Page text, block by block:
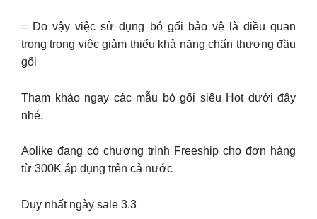
= Do vậy việc sử dụng bó gối bảo vệ là điều quan
trọng trong việc giảm thiểu khả năng chấn thương đầu
gối
Tham khảo ngay các mẫu bó gối siêu Hot dưới đây
nhé.
Aolike đang có chương trình Freeship cho đơn hàng
từ 300K áp dụng trên cả nước
Duy nhất ngày sale 3.3